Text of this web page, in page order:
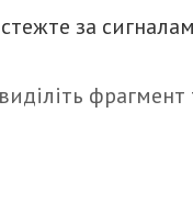
за
фрагмент